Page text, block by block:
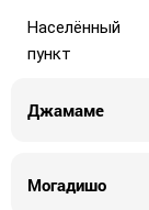
Населённый
пункт
Джамаме
Могадишо